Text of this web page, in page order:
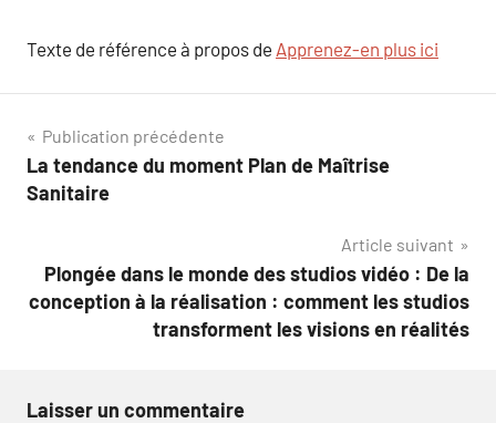
Texte de référence à propos de Apprenez-en plus ici
Navigation
de
Publication précédente
La tendance du moment Plan de Maîtrise
Sanitaire
Article suivant
Plongée dans le monde des studios vidéo : De la
conception à la réalisation : comment les studios
transforment les visions en réalités
Laisser un commentaire